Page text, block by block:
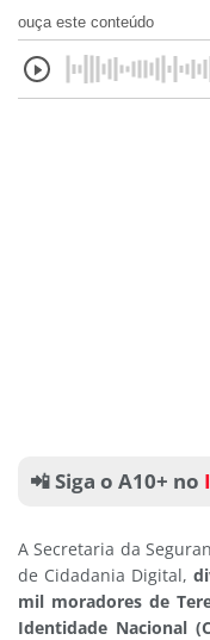
ouça este conteúdo
📲 Siga o A10+ no
A Secretaria da
de Cidadania Digital,
mil moradores de
Identidade Nacional